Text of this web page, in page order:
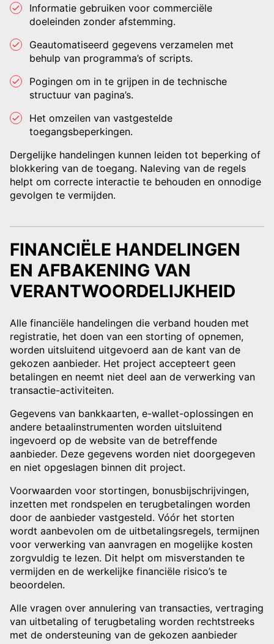
Informatie gebruiken voor commerciële
doeleinden zonder afstemming.
Geautomatiseerd gegevens verzamelen met
behulp van programma’s of scripts.
Pogingen om in te grijpen in de technische
structuur van pagina’s.
Het omzeilen van vastgestelde
toegangsbeperkingen.
Dergelijke handelingen kunnen leiden tot beperking of
blokkering van de toegang. Naleving van de regels
helpt om correcte interactie te behouden en onnodige
gevolgen te vermijden.
FINANCIËLE HANDELINGEN
EN AFBAKENING VAN
VERANTWOORDELIJKHEID
Alle financiële handelingen die verband houden met
registratie, het doen van een storting of opnemen,
worden uitsluitend uitgevoerd aan de kant van de
gekozen aanbieder. Het project accepteert geen
betalingen en neemt niet deel aan de verwerking van
transactie-activiteiten.
Gegevens van bankkaarten, e-wallet-oplossingen en
andere betaalinstrumenten worden uitsluitend
ingevoerd op de website van de betreffende
aanbieder. Deze gegevens worden niet doorgegeven
en niet opgeslagen binnen dit project.
Voorwaarden voor stortingen, bonusbijschrijvingen,
inzetten met rondspelen en terugbetalingen worden
door de aanbieder vastgesteld. Vóór het storten
wordt aanbevolen om de uitbetalingsregels, termijnen
voor verwerking van aanvragen en mogelijke kosten
zorgvuldig te lezen. Dit helpt om misverstanden te
vermijden en de werkelijke financiële risico’s te
beoordelen.
Alle vragen over annulering van transacties, vertraging
van uitbetaling of terugbetaling worden rechtstreeks
met de ondersteuning van de gekozen aanbieder